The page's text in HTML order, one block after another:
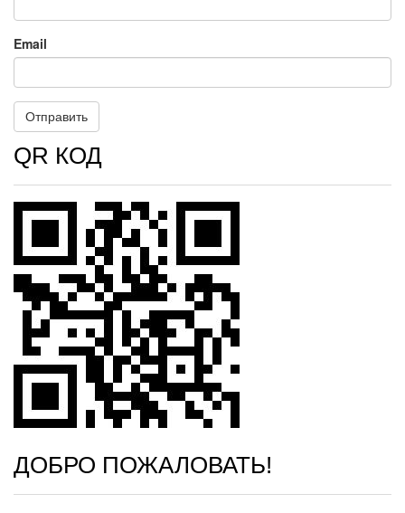
Email
QR КОД
ДОБРО ПОЖАЛОВАТЬ!